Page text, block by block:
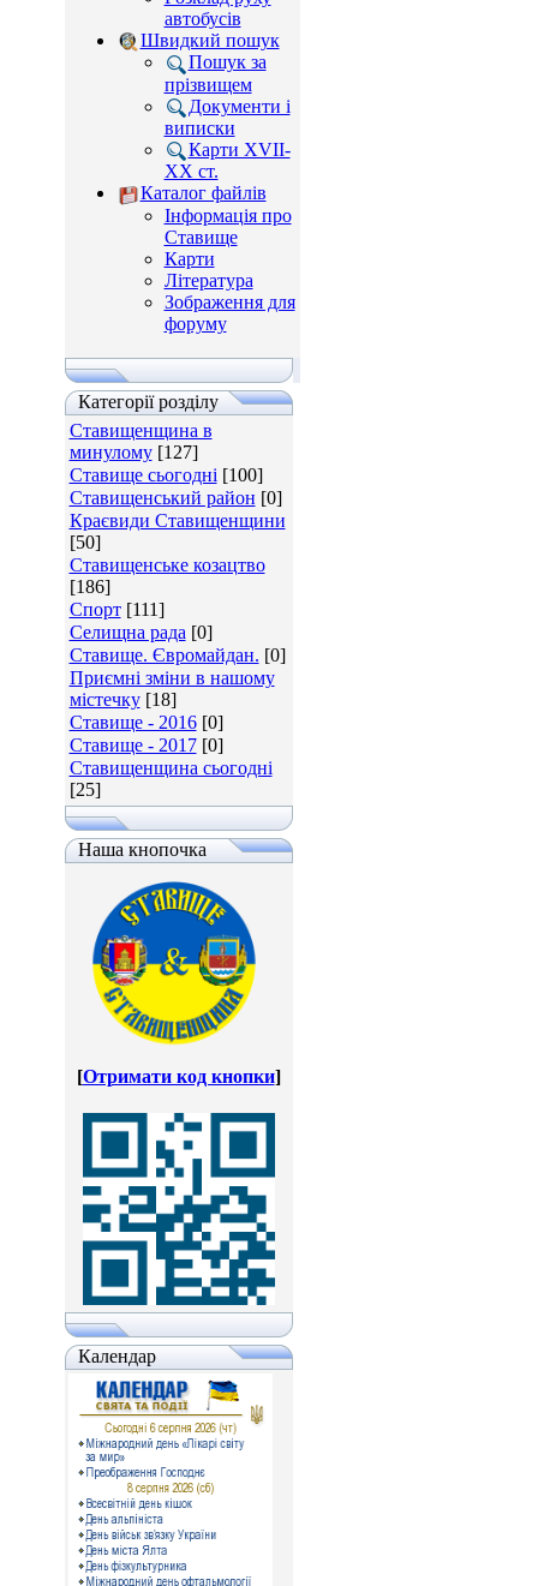
автобусів
Швидкий пошук
Пошук за
прізвищем
Документи і
виписки
Карти XVII-
XX ст.
Каталог файлів
Інформація про
Ставище
Карти
Література
Зображення для
форуму
Категорії розділу
Ставищенщина в
минулому [127]
Ставище сьогодні [100]
Ставищенський район [0]
Краєвиди Ставищенщини
[50]
Ставищенське козацтво
[186]
Спорт [111]
Селищна рада [0]
Ставище. Євромайдан. [0]
Приємні зміни в нашому
містечку [18]
Ставище - 2016 [0]
Ставище - 2017 [0]
Ставищенщина сьогодні
[25]
Наша кнопочка
[Отримати код кнопки]
Календар